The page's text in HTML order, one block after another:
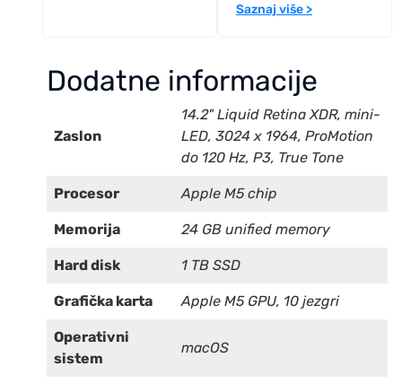
Saznaj više >
Dodatne informacije
Zaslon
14.2" Liquid Retina XDR, mini-
LED, 3024 x 1964, ProMotion
do 120 Hz, P3, True Tone
Procesor Apple M5 chip
Memorija 24 GB unified memory
Hard disk 1 TB SSD
Grafička karta Apple M5 GPU, 10 jezgri
Operativni
sistem
macOS